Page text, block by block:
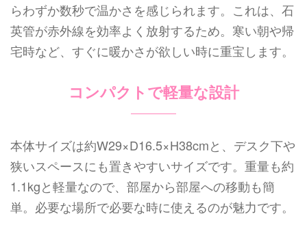
らわずか数秒で温かさを感じられます。これは、石
英管が赤外線を効率よく放射するため。寒い朝や帰
宅時など、すぐに暖かさが欲しい時に重宝します。
コンパクトで軽量な設計
本体サイズは約W29×D16.5×H38cmと、デスク下や
狭いスペースにも置きやすいサイズです。重量も約
1.1kgと軽量なので、部屋から部屋への移動も簡
単。必要な場所で必要な時に使えるのが魅力です。